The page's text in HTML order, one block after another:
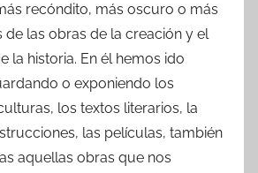
recóndito, más oscuro o más
de las obras de la creación y el
la historia. En él hemos ido
o exponiendo los
los textos literarios, la
las películas, también
aquellas obras que nos